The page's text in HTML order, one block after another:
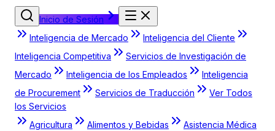
Inicio de Sesión
Inteligencia de Mercado
Inteligencia del Cliente
Inteligencia Competitiva
Servicios de Investigación de
Mercado
Inteligencia de los Empleados
Inteligencia
de Procurement
Servicios de Traducción
Ver Todos
los Servicios
Agricultura
Alimentos y Bebidas
Asistencia Médica